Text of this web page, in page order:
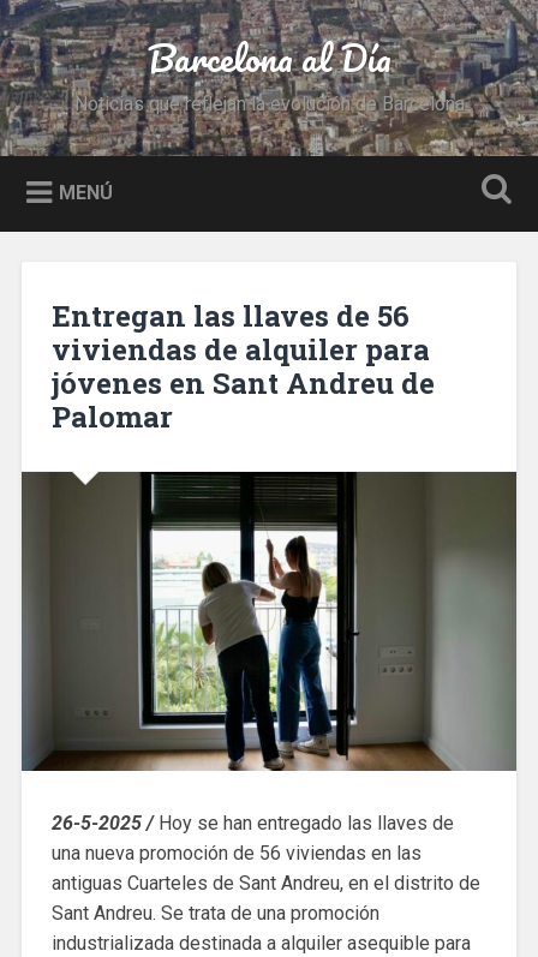
Saltar
al
contenido
Buscar Barcelona al Día
Noticias que reflejan la evolución de Barcelona
MENÚ
Entregan las llaves de 56
viviendas de alquiler para
jóvenes en Sant Andreu de
Palomar
26-5-2025 /Hoy se han entregado las llaves de
una nueva promoción de 56 viviendas en las
antiguas Cuarteles de Sant Andreu, en el distrito de
Sant Andreu. Se trata de una promoción
industrializada destinada a alquiler asequible para